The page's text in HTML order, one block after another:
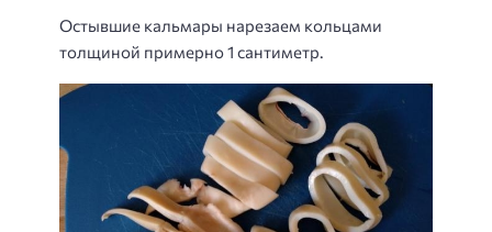
Остывшие кальмары нарезаем кольцами
толщиной примерно 1 сантиметр.